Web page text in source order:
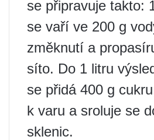
se připravuje takto:
se vaří ve 200 g
změknutí a
síto. Do 1 litru
se přidá 400 g
k varu a sroluje se
sklenic.